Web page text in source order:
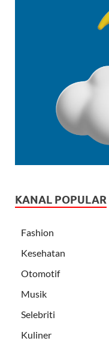
KANAL POPULAR
Fashion
Kesehatan
Otomotif
Musik
Selebriti
Kuliner